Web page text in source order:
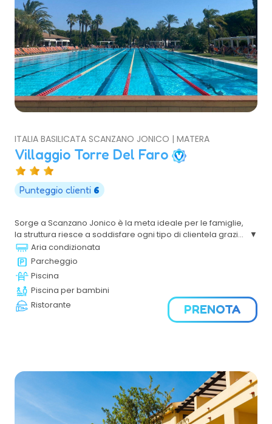
ITALIA BASILICATA SCANZANO JONICO | MATERA
Villaggio Torre Del Faro
Punteggio clienti 6
Sorge a Scanzano Jonico è la meta ideale per le famiglie,
la struttura riesce a soddisfare ogni tipo di clientela grazie
alla sua posizione pianeggiante ed all'elevato numero di
impianti ed attrezzature sportive sia all'interno della
struttura che sulla spiaggia.
Aria condizionata
Parcheggio
Piscina
Piscina per bambini
Ristorante
PRENOTA